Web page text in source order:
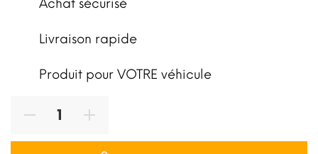
Achat sécurisé
Livraison rapide
Produit pour VOTRE véhicule